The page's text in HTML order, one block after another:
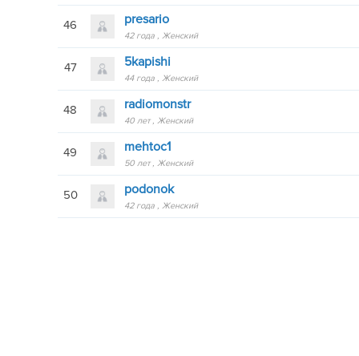
46 presario
42 года Женский
47 5kapishi
44 года Женский
48 radiomonstr
40 лет Женский
49 mehtoc1
50 лет Женский
50 podonok
42 года Женский